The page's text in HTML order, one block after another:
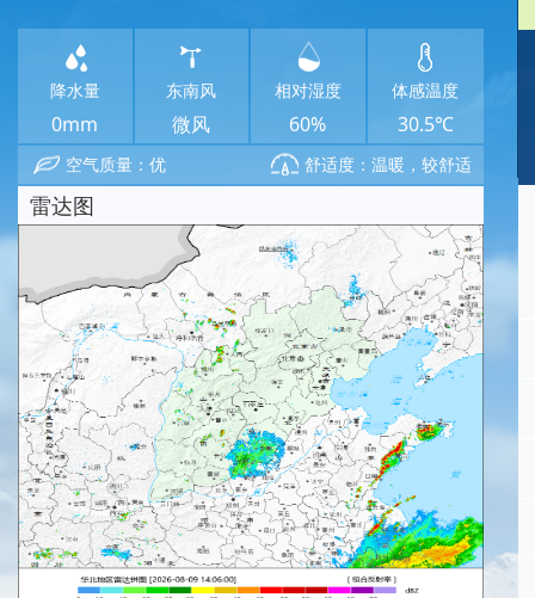
降水量
0mm
东南风
微风
相对湿度
60%
体感温度
30.5℃
空气质量：优 舒适度：温暖，较舒适
雷达图